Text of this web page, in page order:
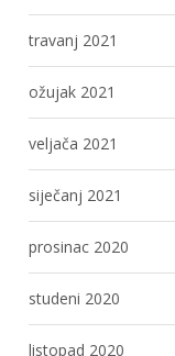
travanj 2021
ožujak 2021
veljača 2021
siječanj 2021
prosinac 2020
studeni 2020
listopad 2020